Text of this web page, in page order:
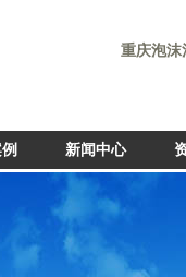
重庆泡沫
新闻中心